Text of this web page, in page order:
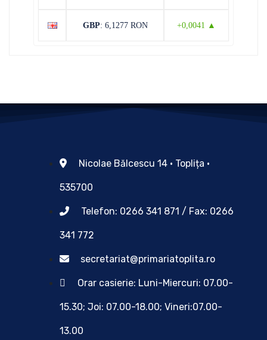
GBP: 6,1277 RON +0,0041 ▲
Nicolae Bălcescu 14 • Toplița •
535700
Telefon: 0266 341 871 / Fax: 0266
341 772
secretariat@primariatoplita.ro
Orar casierie: Luni-Miercuri: 07.00-
15.30; Joi: 07.00-18.00; Vineri:07.00-
13.00